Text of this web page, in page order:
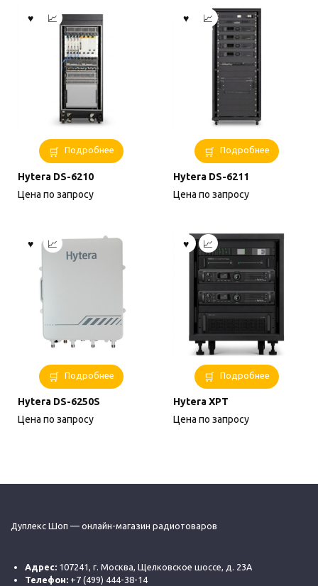
Подробнее
Hytera DS-6210
Цена по запросу
Подробнее
Hytera DS-6211
Цена по запросу
Подробнее
Hytera DS-6250S
Цена по запросу
Подробнее
Hytera XPT
Цена по запросу
Дуплекс Шоп — онлайн-магазин радиотоваров
Адрес: 107241, г. Москва, Щелковское шоссе, д. 23А
Телефон: +7 (499) 444-38-14